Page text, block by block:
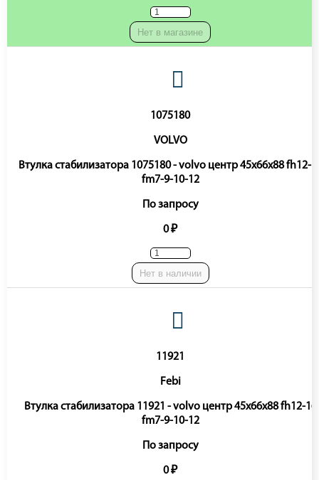
Нет в магазине
1075180
VOLVO
Втулка стабилизатора 1075180 - volvo центр 45x66x88 fh12-
fm7-9-10-12
По запросу
0 ₽
Нет в наличии
11921
Febi
Втулка стабилизатора 11921 - volvo центр 45x66x88 fh12-16
fm7-9-10-12
По запросу
0 ₽